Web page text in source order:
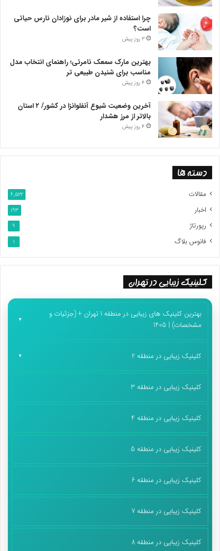
چرا استفاده از شیر مادر برای نوزادان نارس حیاتی
است؟
3 روز پیش
بهترین مارک سمعک نامرئی؛ راهنمای انتخاب مدل
مناسب برای شنیدن طبیعی تر
4 روز پیش
آخرین وضعیت شیوع آنفلوانزا در کشور/ ۲ استان
بالاتر از مرز هشدار
4 روز پیش
دسته ها
مقالات 6,522
اخبار 193
رپورتاژ 9
فانوس بلاگ 1
کلینیک زیبایی در تهران
بهترین کلینیک های زیبایی در منطقه 1 تهران + (جزئیات و
مشخصات) | 1405
کلینیک زیبایی در منطقه 2
کلینیک زیبایی در منطقه 3
کلینیک زیبایی در منطقه 4
کلینیک زیبایی در منطقه 5
کلینیک زیبایی در منطقه 6
کلینیک زیبایی در منطقه 7
کلینیک زیبایی در منطقه 8